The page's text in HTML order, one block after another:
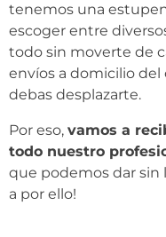
tenemos una
escoger entre
todo sin moverte de
envíos a domicilio del
debas desplazarte.
Por eso, vamos a
todo nuestro
que podemos dar sin
a por ello!